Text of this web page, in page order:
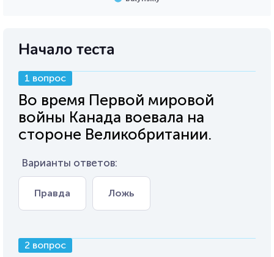
Начало теста
1 вопрос
Во время Первой мировой
войны Канада воевала на
стороне Великобритании.
Варианты ответов:
Правда Ложь
2 вопрос